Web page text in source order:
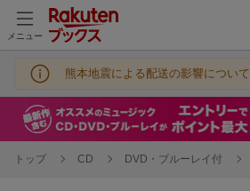
メニュー
熊本地震による配送の影響について
トップ CD DVD・ブルーレイ付